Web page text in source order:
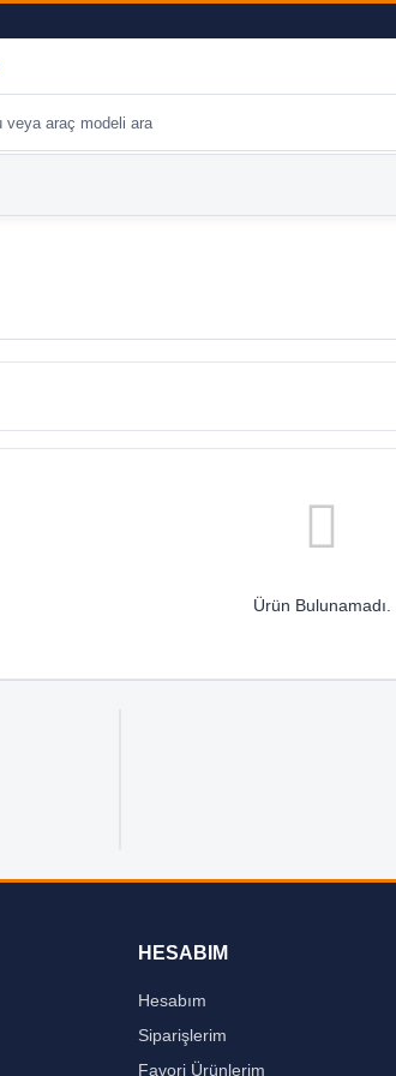
Ürün Bulunamadı.
HESABIM
Hesabım
Siparişlerim
Favori Ürünlerim